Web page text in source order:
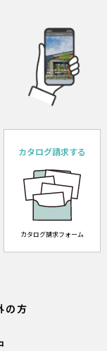
カタログ請求する
カタログ請求フォーム
の方